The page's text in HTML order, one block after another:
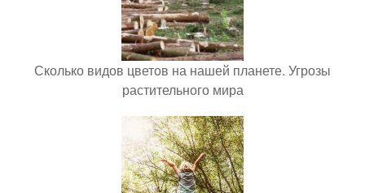
Сколько видов цветов на нашей планете. Угрозы
растительного мира